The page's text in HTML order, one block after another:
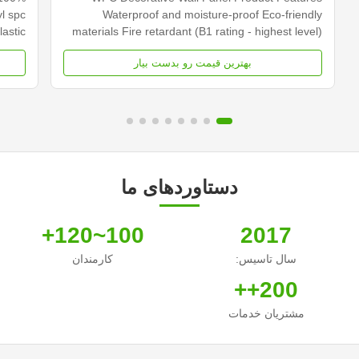
Waterproof and moisture-proof Eco-friendly
materials Fire retardant (B1 rating - highest level)
Easy to clean and maintain Good thermal
insulation properties Specifications Material Wood
بهترین قیمت رو بدست بیار
spc
is
دستاوردهای ما
2017
سال تاسیس:
100~120+
کارمندان
200++
مشتریان خدمات